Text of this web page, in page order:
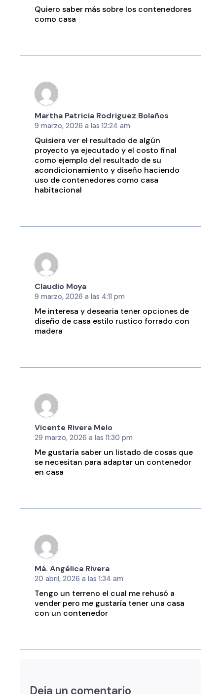
Quiero saber más sobre los contenedores
como casa
Martha Patricia Rodriguez Bolaños
9 marzo, 2026 a las 12:24 am
Quisiera ver el resultado de algún
proyecto ya ejecutado y el costo final
como ejemplo del resultado de su
acondicionamiento y diseño haciendo
uso de contenedores como casa
habitacional
Claudio Moya
9 marzo, 2026 a las 4:11 pm
Me interesa y desearia tener opciones de
diseño de casa estilo rustico forrado con
madera
Vicente Rivera Melo
29 marzo, 2026 a las 11:30 pm
Me gustaría saber un listado de cosas que
se necesitan para adaptar un contenedor
en casa
Má. Angélica Rivera
20 abril, 2026 a las 1:34 am
Tengo un terreno el cual me rehusó a
vender pero me gustaría tener una casa
con un contenedor
Deja un comentario